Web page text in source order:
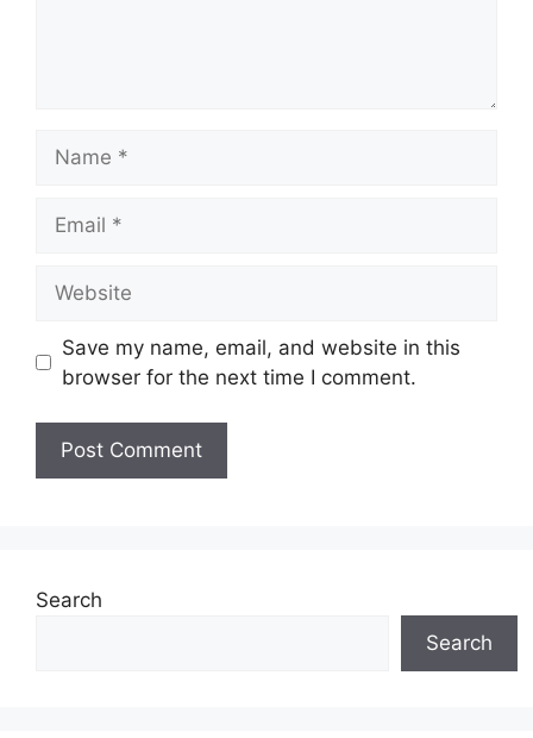
Save my name, email, and website in this
browser for the next time I comment.
Search
Search